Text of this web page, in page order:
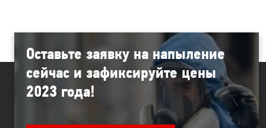
Оставьте заявку на напыление
сейчас и зафиксируйте цены
2023 года!